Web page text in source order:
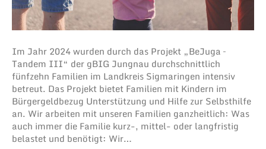
Im Jahr 2024 wurden durch das Projekt „BeJuga –
Tandem III“ der gBIG Jungnau durchschnittlich
fünfzehn Familien im Landkreis Sigmaringen intensiv
betreut. Das Projekt bietet Familien mit Kindern im
Bürgergeldbezug Unterstützung und Hilfe zur Selbsthilfe
an. Wir arbeiten mit unseren Familien ganzheitlich: Was
auch immer die Familie kurz-, mittel- oder langfristig
belastet und benötigt: Wir…